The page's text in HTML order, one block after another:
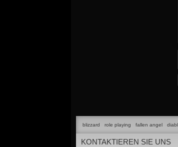
blizzard role playing fallen angel
KONTAKTIEREN SIE UNS